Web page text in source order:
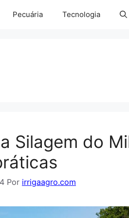
Pecuária Tecnologia
Silagem do
Por irrigaagro.com